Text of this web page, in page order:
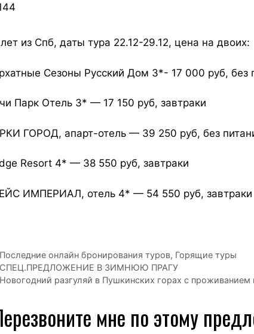
из Спб, даты тура 22.12-29.12, цена на двоих:
Сезоны Русский Дом 3*- 17 000 руб, без
Парк Отель 3* — 17 150 руб, завтраки
ГОРОД, апарт-отель — 39 250 руб, без
Resort 4* — 38 550 руб, завтраки
ИМПЕРИАЛ, отель 4* — 54 550 руб, завтраки
Последние онлайн бронирования туров, Горящие туры
СПЕЦ.ПРЕДЛОЖЕНИЕ В ЗИМНЮЮ ПРАГУ
Новогодний разгуляй в Пушкинских горах с проживанием
мне по этому